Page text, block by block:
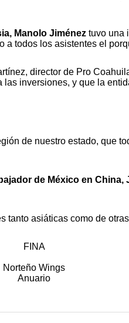
Manolo Jiménez tuvo una
a todos los asistentes el
director de Pro
inversiones, y que la
de nuestro estado, que
de México en China,
tanto asiáticas como de